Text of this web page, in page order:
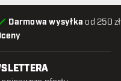
Darmowa wysyłka od 250